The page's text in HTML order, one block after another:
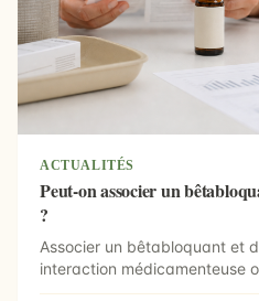
ACTUALITÉS
Peut-on associer un
?
Associer un bêtabloquant et
interaction médicamenteuse
te...